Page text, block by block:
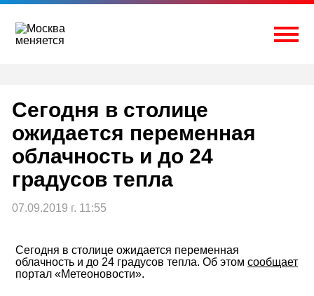
Перейти
содержимому
Сегодня в столице
ожидается переменная
облачность и до 24
градусов тепла
07.09.2019 г. 11:55
Сегодня в столице ожидается переменная
облачность и до 24 градусов тепла. Об этом сообщает
портал «Метеоновости».